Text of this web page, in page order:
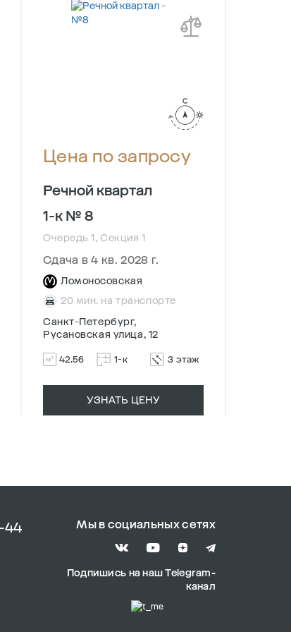
Цена по запросу
Речной квартал
1-к № 8
Очередь 1, Секция 1
Сдача в 4 кв. 2028 г.
Ломоносовская
20 мин. на транспорте
Санкт-Петербург,
Русановская улица, 12
42.56 1-к 3 этаж
УЗНАТЬ ЦЕНУ
44 Мы в социальных сетях
Подпишись на наш Telegram-
канал